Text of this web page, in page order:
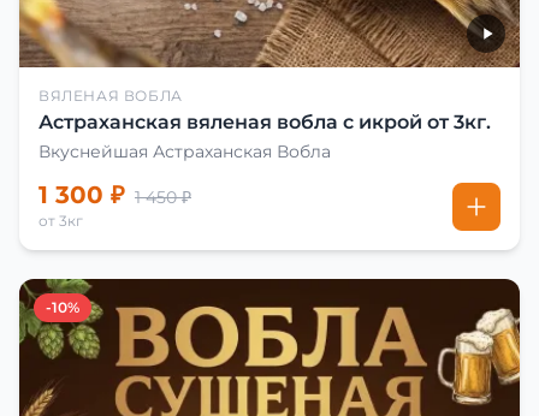
ВЯЛЕНАЯ ВОБЛА
Астраханская вяленая вобла с икрой от 3кг.
Вкуснейшая Астраханская Вобла
1 300 ₽ 1 450 ₽
от 3кг
-10%